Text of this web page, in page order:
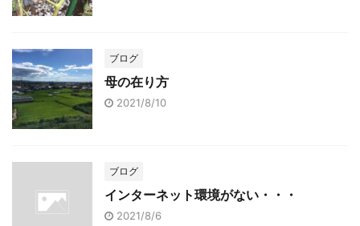
ブログ
母の在り方
2021/8/10
ブログ
インターネット環境がない・・・
2021/8/6